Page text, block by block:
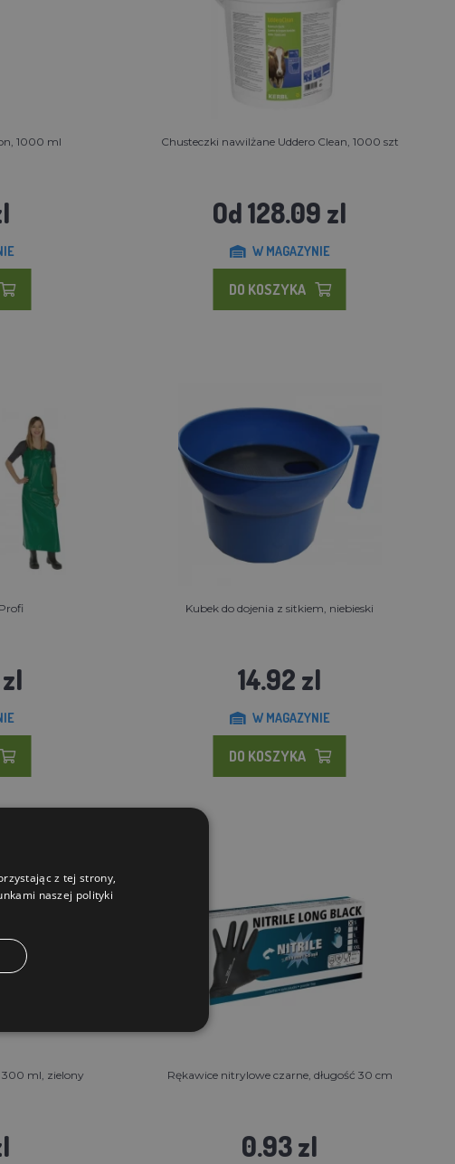
1000 ml Chusteczki nawilżane Uddero Clean, 1000 szt
Od 128.09 zl
W MAGAZYNIE
DO KOSZYKA
Kubek do dojenia z sitkiem, niebieski
14.92 zl
W MAGAZYNIE
DO KOSZYKA
300 ml, zielony Rękawice nitrylowe czarne, długość 30 cm
0.93 zl
z tej strony,
naszej polityki